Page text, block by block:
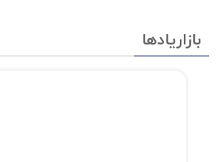
بازاریادها